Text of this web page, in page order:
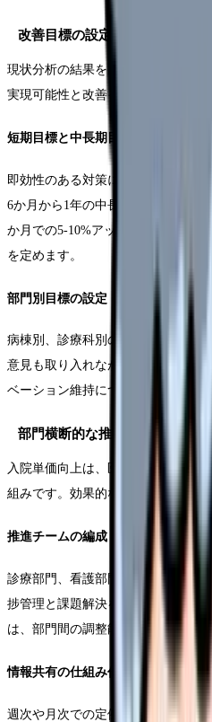
改善目標の設定
現状分析の結果を踏まえ、具体的
実現可能性と改善インパクトの両面
短期目標と中長期目標
即効性のある対策による3か月以内
6か月から1年の中長期目標を設定
か月での5-10%アップを基準に、自
を定めます。
部門別目標の設定
病棟別、診療科別の具体的な目標
意見も取り入れながら、達成可能
ベーション維持につながります。
部門横断的な推進体制
入院単価向上は、医師、看護師、
組みです。効果的な推進体制の構築
推進チームの編成
診療部門、看護部門、事務部門か
捗管理と課題解決を行うチームを
は、部門間の調整能力を持つ人材を
情報共有の仕組み作り
週次や月次での定例会議を設定し、